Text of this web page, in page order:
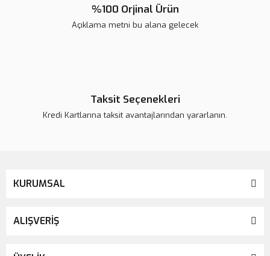
%100 Orjinal Ürün
Açıklama metni bu alana gelecek
Taksit Seçenekleri
Kredi Kartlarına taksit avantajlarından yararlanın.
KURUMSAL
ALIŞVERİŞ